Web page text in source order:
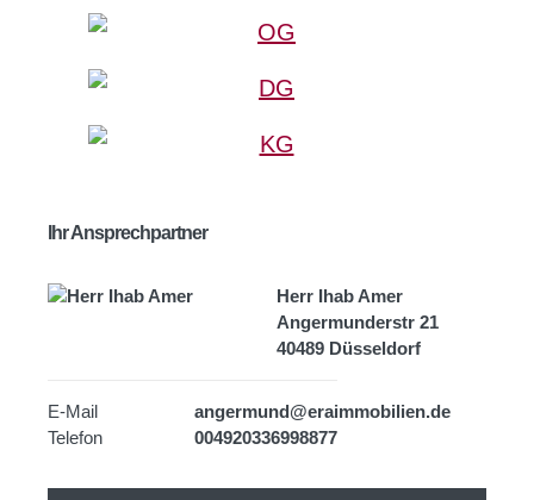
Ihr Ansprechpartner
Herr Ihab Amer
Angermunderstr 21
40489 Düsseldorf
E-Mail
angermund@eraimmobilien.de
Telefon
004920336998877